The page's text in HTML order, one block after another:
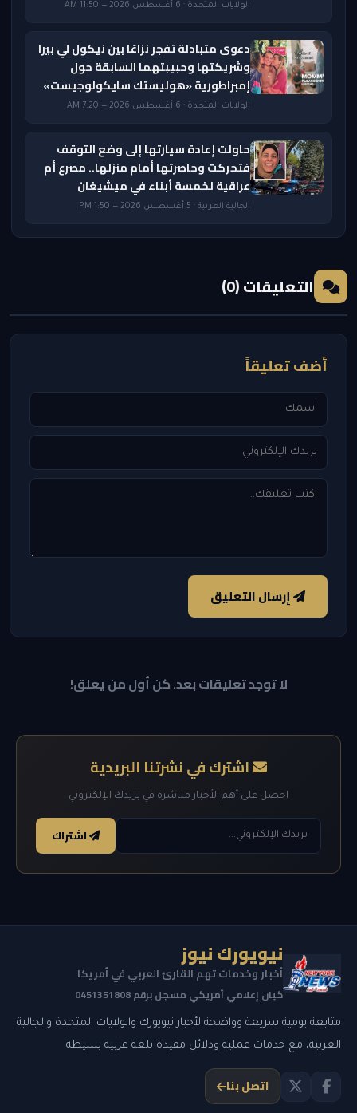
الولايات المتحدة · 6 أغسطس 2026 — 11:50 AM
دعوى متبادلة تفجر نزاعًا بين نيكول لي بيرا
وشريكتها وحبيبتهما السابقة حول
إمبراطورية «هوليستك سايكولوجيست»
الولايات المتحدة · 6 أغسطس 2026 — 7:20 AM
حاولت إعادة سيارتها إلى وضع التوقف
فتحركت وحاصرتها أمام منزلها.. مصرع أم
عراقية لخمسة أبناء في ميشيغان
الجالية العربية · 5 أغسطس 2026 — 1:50 PM
التعليقات (0)
أضف تعليقاً
إرسال التعليق
لا توجد تعليقات بعد. كن أول من يعلق!
اشترك في نشرتنا البريدية
احصل على أهم الأخبار مباشرة في بريدك الإلكتروني
اشتراك
نيويورك نيوز
أخبار وخدمات تهم القارئ العربي في أمريكا
كيان إعلامي أمريكي مسجل برقم 0451351808
متابعة يومية سريعة وواضحة لأخبار نيويورك والولايات المتحدة والجالية
العربية، مع خدمات عملية ودلائل مفيدة بلغة عربية بسيطة.
اتصل بنا